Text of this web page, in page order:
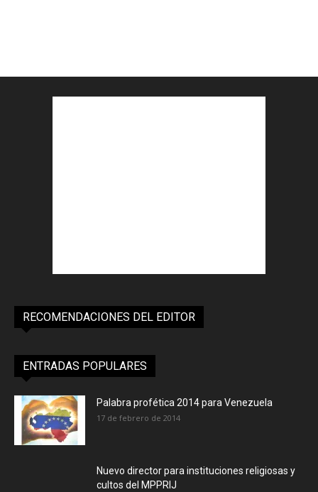
RECOMENDACIONES DEL EDITOR
ENTRADAS POPULARES
Palabra profética 2014 para Venezuela
17 de febrero de 2014
Nuevo director para instituciones religiosas y
cultos del MPPRIJ